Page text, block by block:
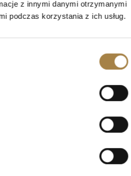
z innymi danymi otrzymanymi
podczas korzystania z ich usług.
elegancja w
który doskonale
i harmonię.